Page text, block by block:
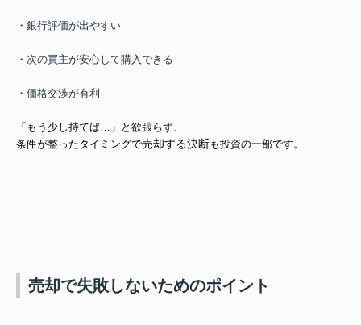
・銀行評価が出やすい
・次の買主が安心して購入できる
・価格交渉が有利
「もう少し持てば…」と欲張らず、
条件が整ったタイミングで売却する決断も投資の一部です。
売却で失敗しないためのポイント